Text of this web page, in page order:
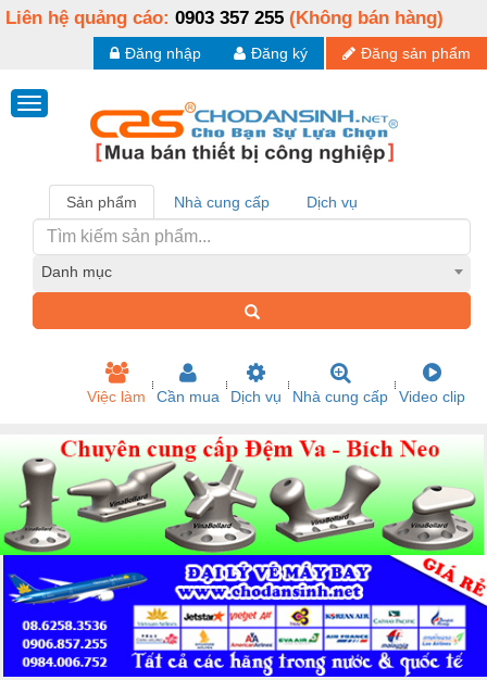
Liên hệ quảng cáo: 0903 357 255 (Không bán hàng)
Đăng sản phẩm
Đăng ký
Đăng nhập
Sản phẩm Nhà cung cấp Dịch vụ
Danh mục
Việc làm Cần mua Dịch vụ Nhà cung cấp Video clip